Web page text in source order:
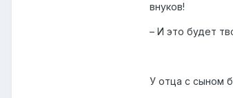
внуков!
– И это будет
У отца с сыном